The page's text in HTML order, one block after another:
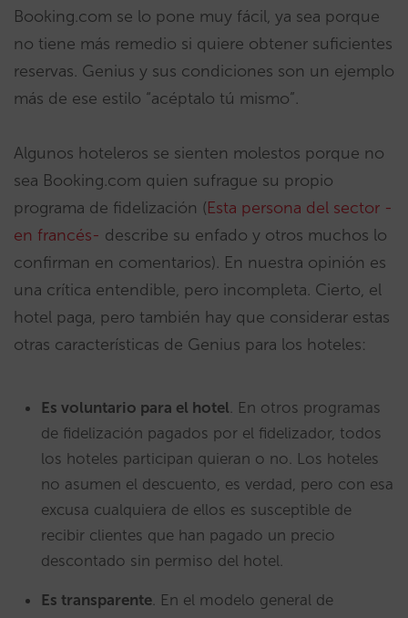
Booking.com se lo pone muy fácil, ya sea porque
no tiene más remedio si quiere obtener suficientes
reservas. Genius y sus condiciones son un ejemplo
más de ese estilo “acéptalo tú mismo”.
Algunos hoteleros se sienten molestos porque no
sea Booking.com quien sufrague su propio
programa de fidelización (Esta persona del sector -
en francés- describe su enfado y otros muchos lo
confirman en comentarios). En nuestra opinión es
una crítica entendible, pero incompleta. Cierto, el
hotel paga, pero también hay que considerar estas
otras características de Genius para los hoteles:
Es voluntario para el hotel. En otros programas
de fidelización pagados por el fidelizador, todos
los hoteles participan quieran o no. Los hoteles
no asumen el descuento, es verdad, pero con esa
excusa cualquiera de ellos es susceptible de
recibir clientes que han pagado un precio
descontado sin permiso del hotel.
Es transparente. En el modelo general de